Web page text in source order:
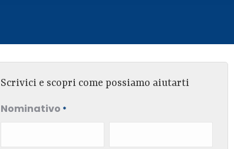
Scrivici e scopri come possiamo aiutarti
Nominativo *